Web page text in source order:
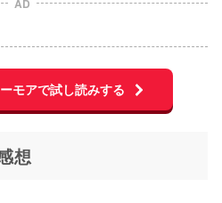
AD
モアで試し読みする
想